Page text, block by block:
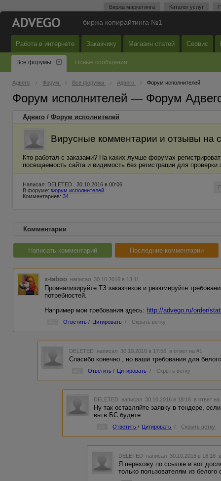
Биржа маркетинга Каталог услуг
— биржа копирайтинга №1
Работа в интернете Заказчику Магазин статей Сервис
Все форумы Новые сообщения
Адвего Форум Все форумы Адвего Форум исполнителей
Форум исполнителей — Форум
Адвего / Форум исполнителей
Вирусные комментарии и отзывы на
Кто работал с заказами? На каких лучше форумах
посещаемость сайта и видимость без регистрации для проверки
Написал: DELETED , 30.10.2016 в 00:06
В форуме: Форум исполнителей
Комментариев: 34
Комментарии
Написать комментарий Последние комментарии
x-taboo написал 30.10.2016 в 13:11
Проанализируйте ТЗ заказчиков и резюмируйте
потребностей.
Например мои требования здесь: http://advego.ru/order/
Ответить / Цитировать / Скрыть ветку
DELETED написал 30.10.2016 в 17:56 в ответ на #1
Спасибо конечно , но ваши требования для
Ответить / Цитировать / Скрыть ветку
DELETED написал 30.10.2016 в 18:16 в ответ на
Ну так оставляйте заявку в тендере,
вы в БС будете.
Ответить / Цитировать / Скрыть ветку
DELETED написал 30.10.2016 в 18:18
Я перехожу по ссылке и вот
только пользователям из белого